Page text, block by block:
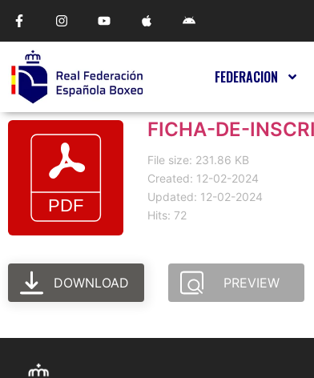
FEDERACION
FICHA-DE-
File size: 231.86 KB
Created: 12-02-2024
Updated: 12-02-2024
Hits: 72
DOWNLOAD PREVIEW